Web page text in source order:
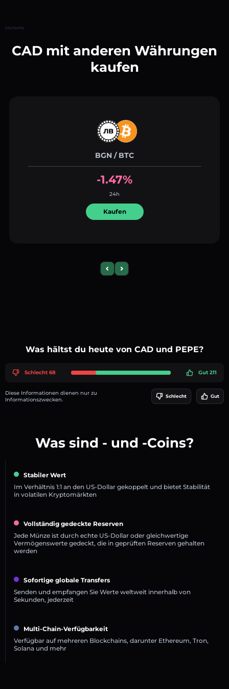
Startseite
CAD mit anderen Währungen
kaufen
BGN / BTC
-1.47%
24h
Kaufen
Previous slide
Next slide
Was hältst du heute von CAD und PEPE?
Schlecht 68 Gut 211
Diese Informationen dienen nur zu
Informationszwecken.
Schlecht Gut
Was sind - und -Coins?
Stabiler Wert
Im Verhältnis 1:1 an den US-Dollar gekoppelt und bietet Stabilität
in volatilen Kryptomärkten
Vollständig gedeckte Reserven
Jede Münze ist durch echte US-Dollar oder gleichwertige
Vermögenswerte gedeckt, die in geprüften Reserven gehalten
werden
Sofortige globale Transfers
Senden und empfangen Sie Werte weltweit innerhalb von
Sekunden, jederzeit
Multi-Chain-Verfügbarkeit
Verfügbar auf mehreren Blockchains, darunter Ethereum, Tron,
Solana und mehr